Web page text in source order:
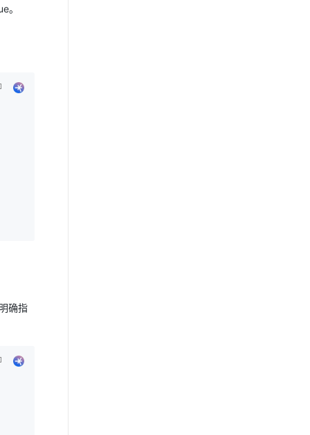
。
确指